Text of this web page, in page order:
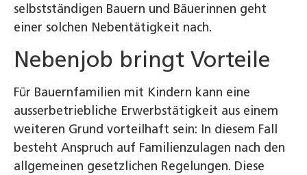
selbstständigen Bauern und Bäuerinnen geht
einer solchen Nebentätigkeit nach.
Nebenjob bringt Vorteile
Für Bauernfamilien mit Kindern kann eine
ausserbetriebliche Erwerbstätigkeit aus einem
weiteren Grund vorteilhaft sein: In diesem Fall
besteht Anspruch auf Familienzulagen nach den
allgemeinen gesetzlichen Regelungen. Diese